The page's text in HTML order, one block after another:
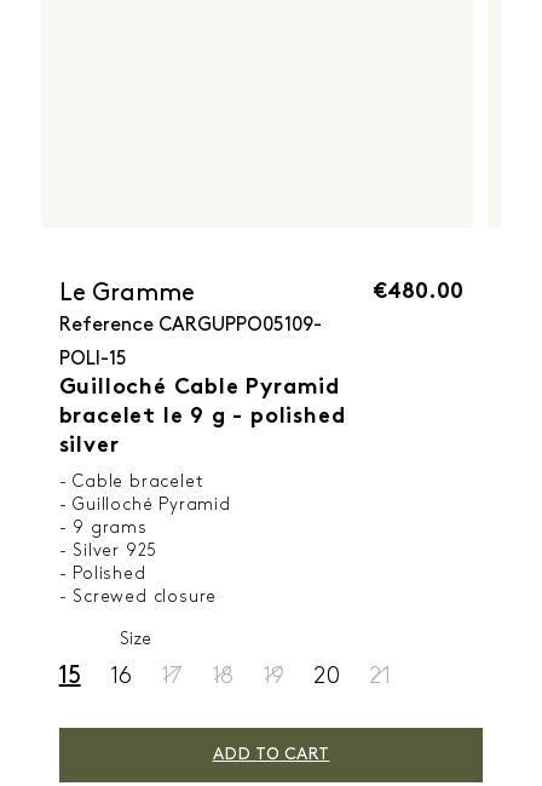
Le Gramme
Reference CARGUPPO05109-
POLI-15
Guilloché Cable Pyramid
bracelet le 9 g - polished
silver
€480.00
- Cable bracelet
- Guilloché Pyramid
- 9 grams
- Silver 925
- Polished
- Screwed closure
Size
15 16 17 18 19 20 21
ADD TO CART